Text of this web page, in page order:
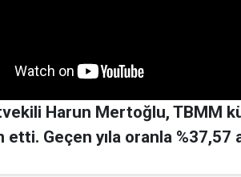
Harun Mertoğlu, TBMM
etti. Geçen yıla oranla